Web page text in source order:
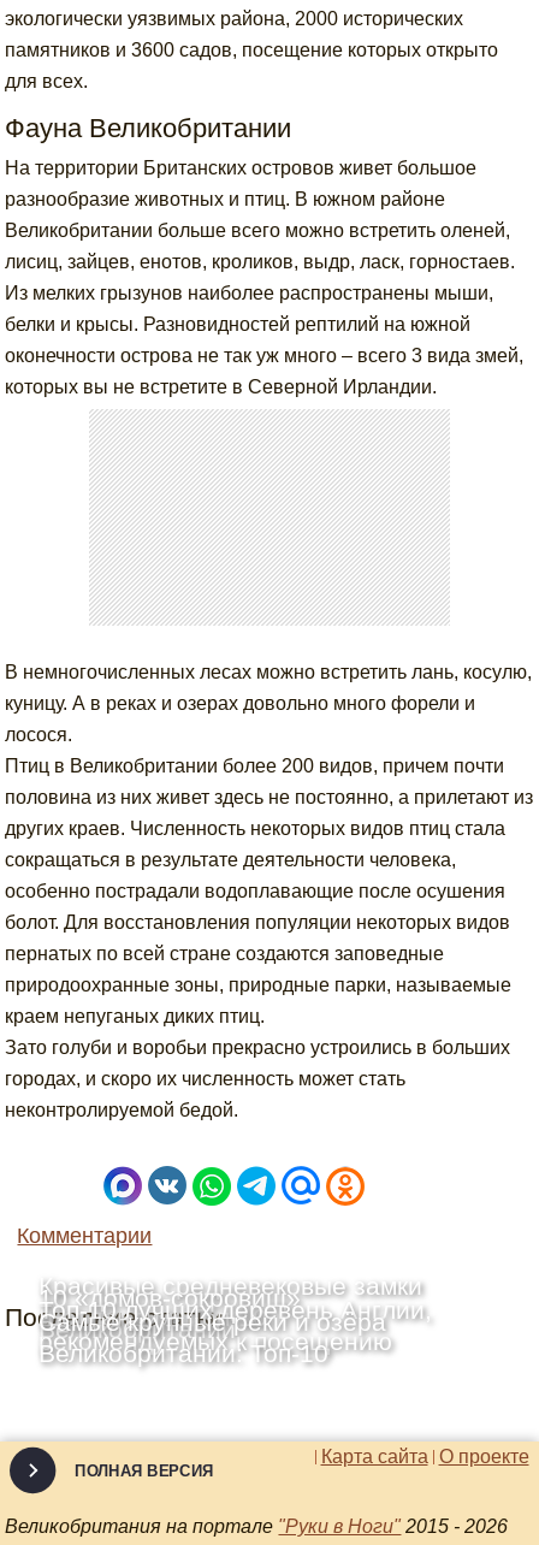
экологически уязвимых района, 2000 исторических
памятников и 3600 садов, посещение которых открыто
для всех.
Фауна Великобритании
На территории Британских островов живет большое
разнообразие животных и птиц. В южном районе
Великобритании больше всего можно встретить оленей,
лисиц, зайцев, енотов, кроликов, выдр, ласк, горностаев.
Из мелких грызунов наиболее распространены мыши,
белки и крысы. Разновидностей рептилий на южной
оконечности острова не так уж много – всего 3 вида змей,
которых вы не встретите в Северной Ирландии.
В немногочисленных лесах можно встретить лань, косулю,
куницу. А в реках и озерах довольно много форели и
лосося.
Птиц в Великобритании более 200 видов, причем почти
половина из них живет здесь не постоянно, а прилетают из
других краев. Численность некоторых видов птиц стала
сокращаться в результате деятельности человека,
особенно пострадали водоплавающие после осушения
болот. Для восстановления популяции некоторых видов
пернатых по всей стране создаются заповедные
природоохранные зоны, природные парки, называемые
краем непуганых диких птиц.
Зато голуби и воробьи прекрасно устроились в больших
городах, и скоро их численность может стать
неконтролируемой бедой.
Комментарии
Последние статьи
Красивые средневековые замки
Шотландии: Топ-10
10 «домов-сокровищ»
Великобритании
Топ-10 лучших деревень Англии,
рекомендуемых к посещению
Самые крупные реки и озёра
Великобритании: Топ-10
О проекте
Карта сайта
ПОЛНАЯ ВЕРСИЯ
Великобритания на портале "Руки в Ноги" 2015 - 2026